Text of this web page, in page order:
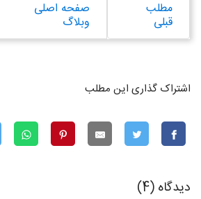
مطلب
قبلی
صفحه اصلی
وبلاگ
اشتراک گذاری این مطلب
دیدگاه (4)